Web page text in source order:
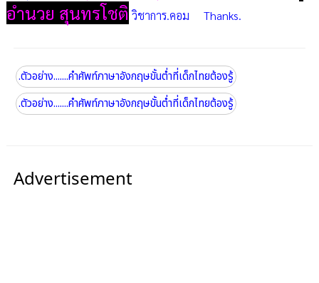
อำนวย สุนทรโชติ วิชาการ.คอม Thanks.
.ตัวอย่าง.......คำศัพท์ภาษาอังกฤษขั้นต่ำที่เด็กไทยต้องรู้
.ตัวอย่าง.......คำศัพท์ภาษาอังกฤษขั้นต่ำที่เด็กไทยต้องรู้
Advertisement